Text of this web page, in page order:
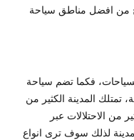
من افضل مناطق سياحة
فكما تضم سياحة
تمتلك المدينة الكثير من
من الاحتلالات عبر
لذلك سوف ترى انواع